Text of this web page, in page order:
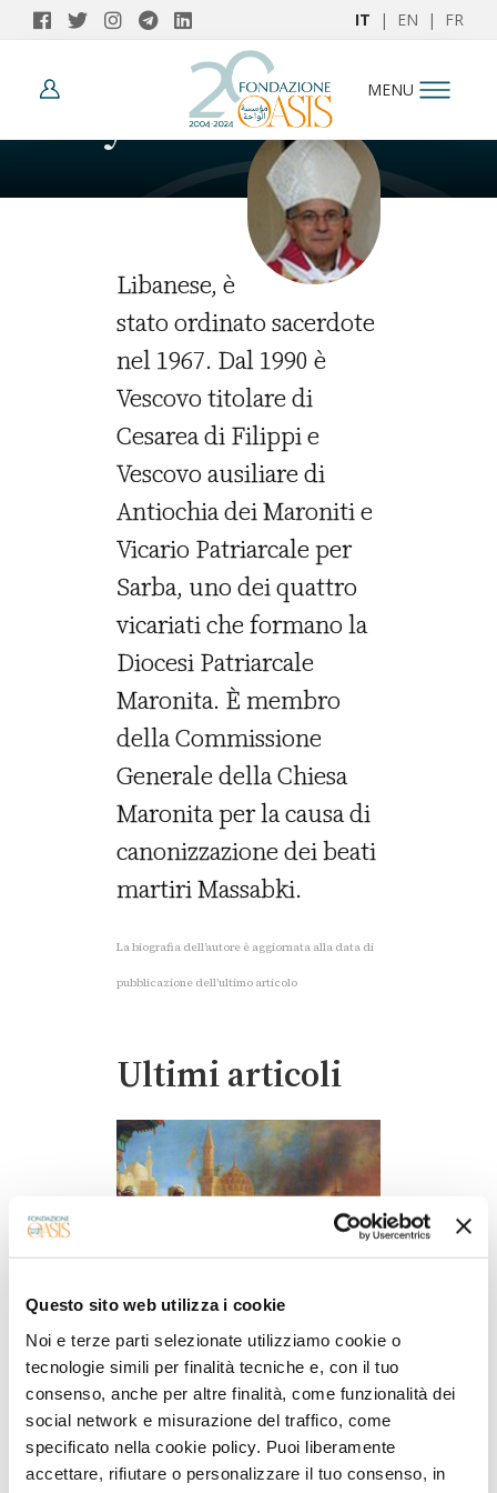
Questo sito web utilizza i cookie
Noi e terze parti selezionate utilizziamo cookie o
tecnologie simili per finalità tecniche e, con il tuo
consenso, anche per altre finalità, come funzionalità dei
social network e misurazione del traffico, come
specificato nella cookie policy. Puoi liberamente
accettare, rifiutare o personalizzare il tuo consenso, in
IT | EN | FR
MENU
Guy-Paul Noujaim
Libanese, è
stato ordinato sacerdote
nel 1967. Dal 1990 è
Vescovo titolare di
Cesarea di Filippi e
Vescovo ausiliare di
Antiochia dei Maroniti e
Vicario Patriarcale per
Sarba, uno dei quattro
vicariati che formano la
Diocesi Patriarcale
Maronita. È membro
della Commissione
Generale della Chiesa
Maronita per la causa di
canonizzazione dei beati
martiri Massabki.
La biografia dell’autore è aggiornata alla data di
pubblicazione dell’ultimo articolo
Ultimi articoli
CRISTIANI NEL MONDO MUSULMANO
Tre fratelli di Damasco e
un tesoro nascosto
La famiglia Massabki, martiri e